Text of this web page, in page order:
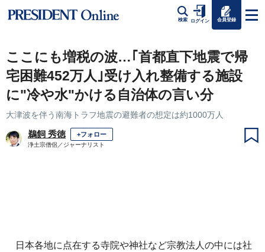
検索 ログイン 会員登録
ここにも増税の波…｢首都直下地震で帰
宅困難452万人｣受け入れ整備する施設
に"冷や水"かける自治体の言い分
大津波を伴う南海トラフ地震の避難者の想定は約1000万人
鵜飼 秀徳 +フォロー
浄土宗僧侶／ジャーナリスト
日本各地に点在する寺院や神社など宗教法人の中には社